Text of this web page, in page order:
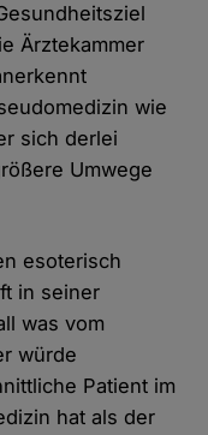
Ärztekammer
wie
sich derlei
Umwege
esoterisch
in seiner
was vom
würde
Patient im
hat als der